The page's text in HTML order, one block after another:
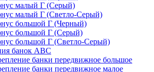
малый Г (Серый)
малый Г (Светло-Серый)
большой Г (Черный)
большой Г (Серый)
большой Г (Светло-Серый)
банок ABC
банки передвижное большое
банки передвижное малое